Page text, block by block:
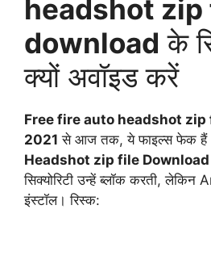
headshot
download के
क्यों अवॉइड करें
Free fire auto headshot
2021 से आज तक, ये फाइल्स फेक
Headshot zip file Download
सिक्योरिटी उन्हें ब्लॉक करती,
इंस्टॉल। रिस्क: